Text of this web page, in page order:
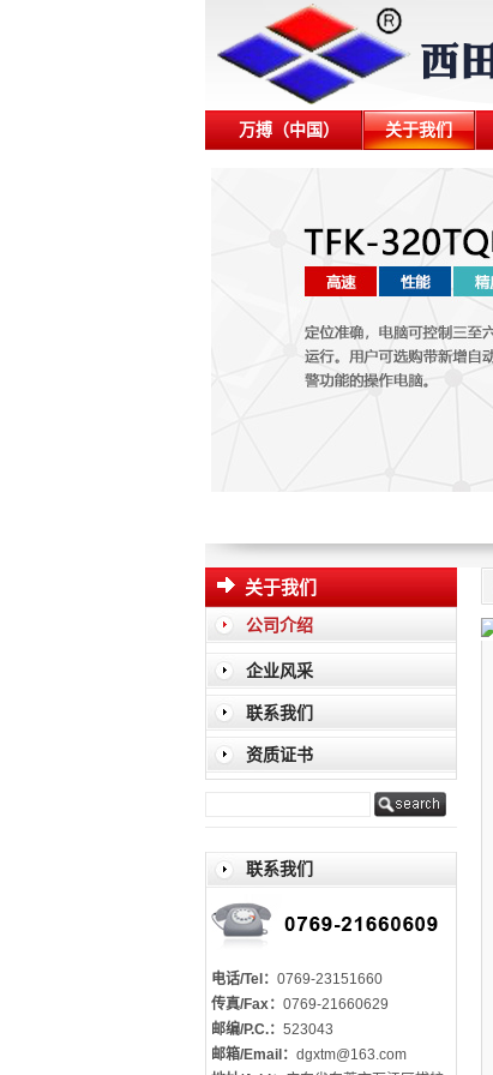
万搏（中国） 关于我们
关于我们
公司介绍
企业风采
联系我们
资质证书
联系我们
电话/Tel： 0769-23151660
传真/Fax： 0769-21660629
邮编/P.C.： 523043
邮箱/Email： dgxtm@163.com